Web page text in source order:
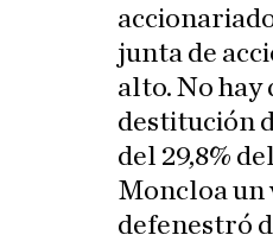
junta de
alto. No hay
destitución
del 29,8%
Moncloa un
defenestró